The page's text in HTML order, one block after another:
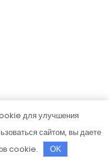
для улучшения
сайтом, вы даете
cookie.
OK